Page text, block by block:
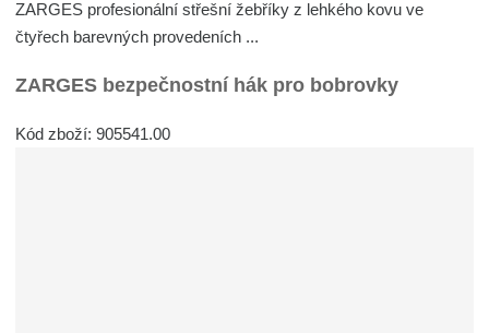
ZARGES profesionální střešní žebříky z lehkého kovu ve
čtyřech barevných provedeních ...
ZARGES bezpečnostní hák pro bobrovky
Kód zboží: 905541.00